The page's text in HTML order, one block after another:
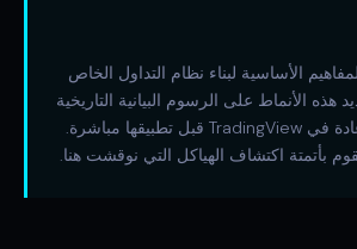
الأساسية لبناء نظام التداول الخاص
الأنماط على الرسوم البيانية التاريخية
باستخدام وضع الإعادة في TradingView قبل تطبيقها مباشرة.